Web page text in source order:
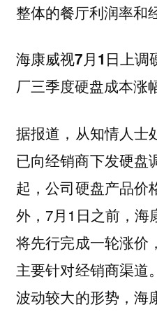
整体的餐厅利润率和
海康威视7月1日上调
厂三季度硬盘成本涨
据报道，从知情人士
已向经销商下发硬盘
起，公司硬盘产品价
外，7月1日之前，海
将先行完成一轮涨价
主要针对经销商渠道
波动较大的形势，海